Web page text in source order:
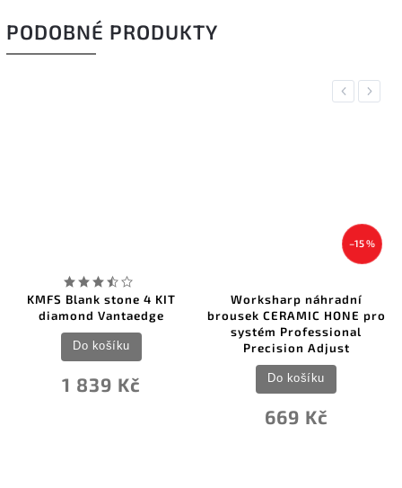
PODOBNÉ PRODUKTY
Previous
KMFS Blank stone 4 KIT
diamond Vantaedge
1 839 Kč
Do košíku
–15 %
Worksharp náhradní
brousek CERAMIC HONE pro
systém Professional
Precision Adjust
669 Kč
Do košíku
Next